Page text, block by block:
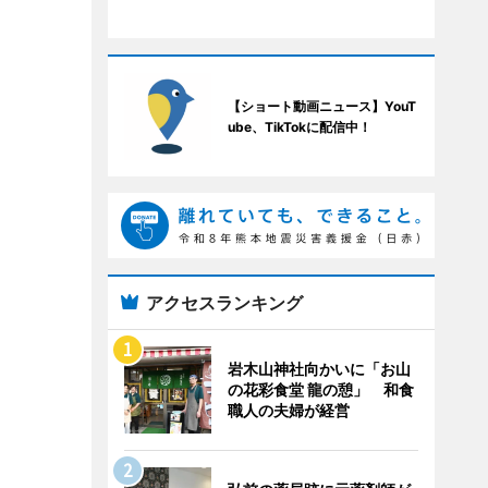
【ショート動画ニュース】YouT
ube、TikTokに配信中！
アクセスランキング
岩木山神社向かいに「お山
の花彩食堂 龍の憩」 和食
職人の夫婦が経営